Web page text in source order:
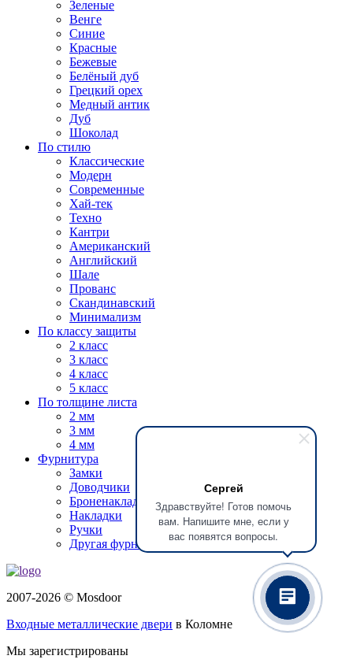
Сергей
Здравствуйте! Готов помочь
вам. Напишите мне, если у
вас появятся вопросы.
Зеленые
Венге
Синие
Красные
Бежевые
Белёный дуб
Грецкий орех
Медный антик
Дуб
Шоколад
По стилю
Классические
Модерн
Современные
Хай-тек
Техно
Кантри
Американский
Английский
Шале
Прованс
Скандинавский
Минимализм
По классу защиты
2 класс
3 класс
4 класс
5 класс
По толщине листа
2 мм
3 мм
4 мм
Фурнитура
Замки
Доводчики
Броненакладки
Накладки
Ручки
Другая фурнитура
2007-2026 © Mosdoor
Входные металлические двери в Коломне
Мы зарегистрированы